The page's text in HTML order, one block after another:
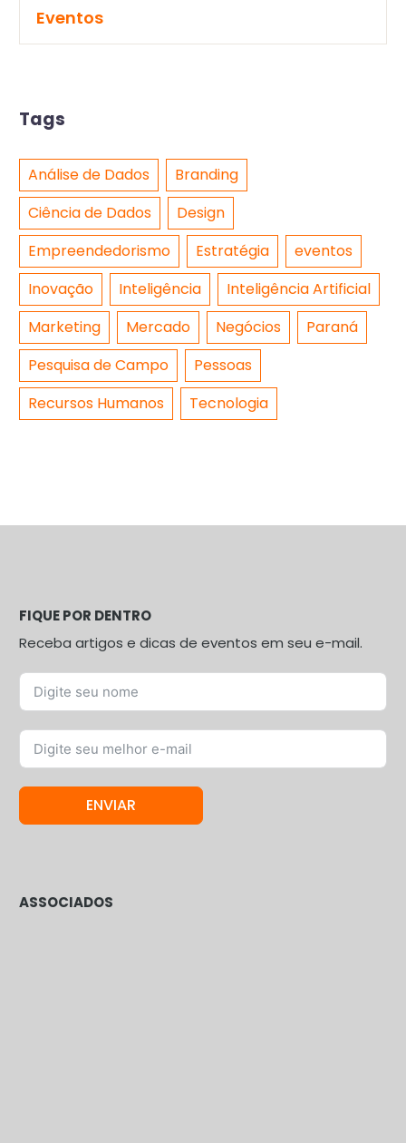
Eventos
Tags
Análise de Dados
Branding
Ciência de Dados
Design
Empreendedorismo
Estratégia
eventos
Inovação
Inteligência
Inteligência Artificial
Marketing
Mercado Negócios
Paraná
Pesquisa de Campo
Pessoas
Recursos Humanos
Tecnologia
FIQUE POR DENTRO
Receba artigos e dicas de eventos em seu e-mail.
ENVIAR
ASSOCIADOS